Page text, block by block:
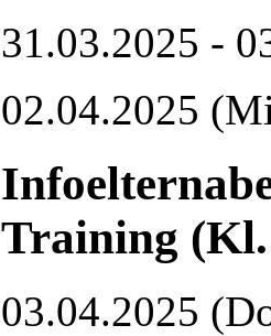
31.03.2025 -
02.04.2025
Training
03.04.2025